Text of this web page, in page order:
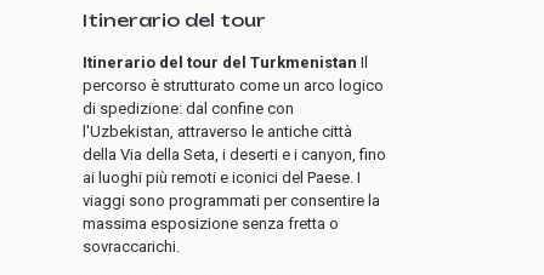
Itinerario del tour
Itinerario del tour del Turkmenistan Il
percorso è strutturato come un arco logico
di spedizione: dal confine con
l'Uzbekistan, attraverso le antiche città
della Via della Seta, i deserti e i canyon, fino
ai luoghi più remoti e iconici del Paese. I
viaggi sono programmati per consentire la
massima esposizione senza fretta o
sovraccarichi.